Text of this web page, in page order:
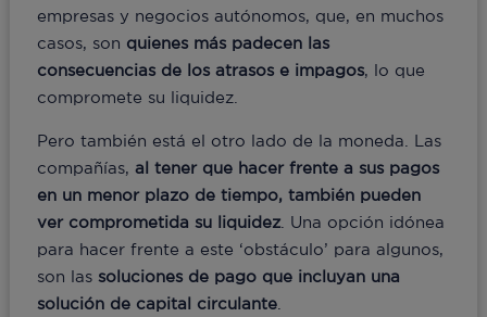
empresas y negocios autónomos, que, en muchos
casos, son quienes más padecen las
consecuencias de los atrasos e impagos, lo que
compromete su liquidez.
Pero también está el otro lado de la moneda. Las
compañías, al tener que hacer frente a sus pagos
en un menor plazo de tiempo, también pueden
ver comprometida su liquidez. Una opción idónea
para hacer frente a este ‘obstáculo’ para algunos,
son las soluciones de pago que incluyan una
solución de capital circulante.